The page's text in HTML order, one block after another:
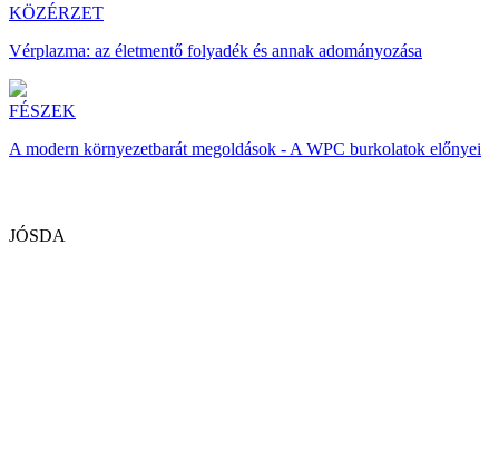
KÖZÉRZET
Vérplazma: az életmentő folyadék és annak adományozása
FÉSZEK
A modern környezetbarát megoldások - A WPC burkolatok előnyei
JÓSDA